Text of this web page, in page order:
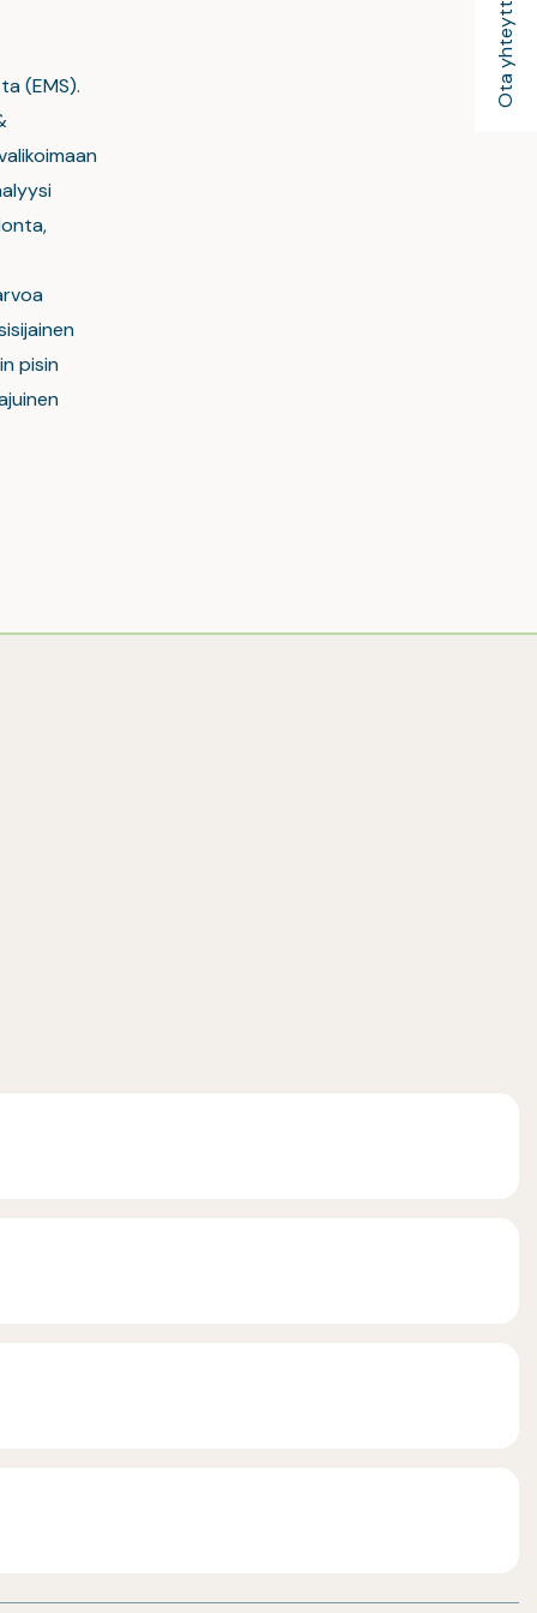
Ota yhteyttä
(EMS).
pisin